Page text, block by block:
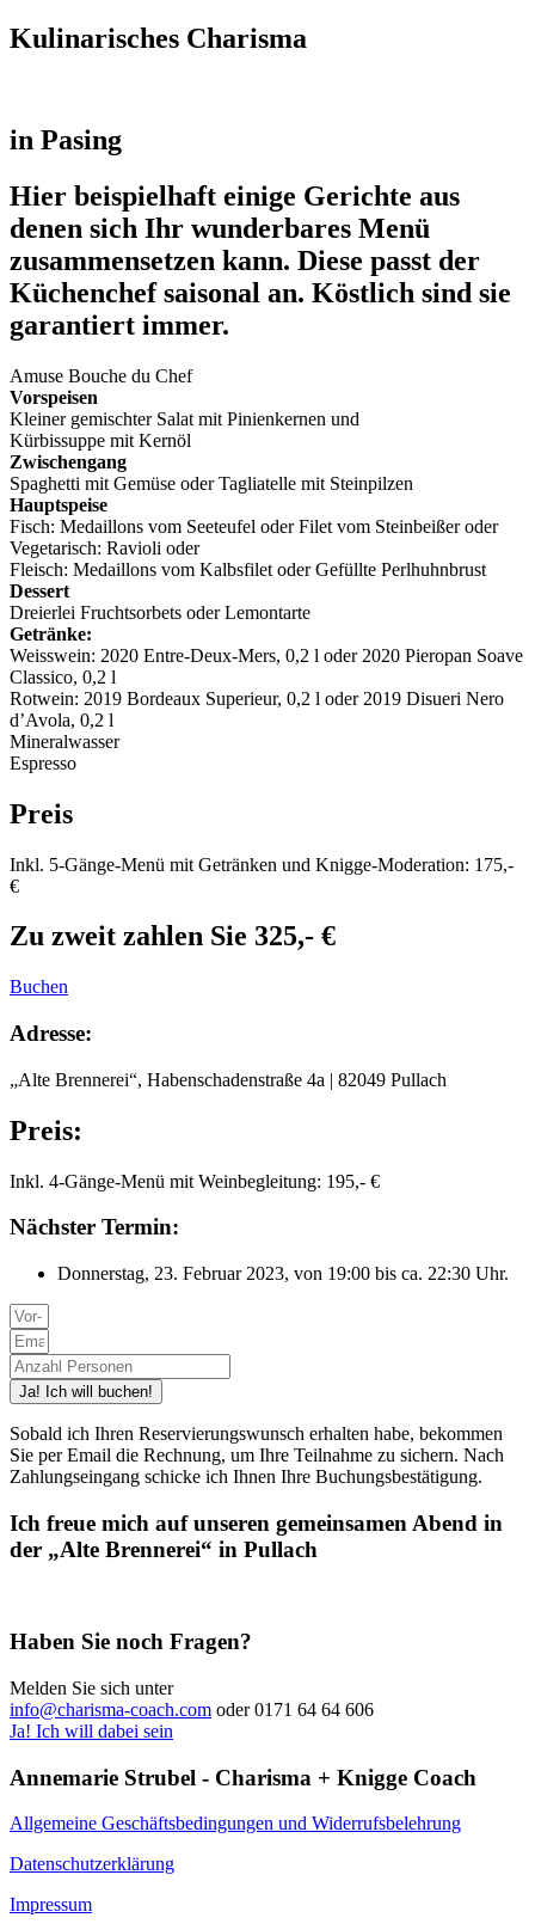
Kulinarisches Charisma
in Pasing
Hier beispielhaft einige Gerichte aus
denen sich Ihr wunderbares Menü
zusammensetzen kann. Diese passt der
Küchenchef saisonal an. Köstlich sind sie
garantiert immer.
Amuse Bouche du Chef
Vorspeisen
Kleiner gemischter Salat mit Pinienkernen und
Kürbissuppe mit Kernöl
Zwischengang
Spaghetti mit Gemüse oder Tagliatelle mit Steinpilzen
Hauptspeise
Fisch: Medaillons vom Seeteufel oder Filet vom Steinbeißer oder
Vegetarisch: Ravioli oder
Fleisch: Medaillons vom Kalbsfilet oder Gefüllte Perlhuhnbrust
Dessert
Dreierlei Fruchtsorbets oder Lemontarte
Getränke:
Weisswein: 2020 Entre-Deux-Mers, 0,2 l oder 2020 Pieropan Soave
Classico, 0,2 l
Rotwein: 2019 Bordeaux Superieur, 0,2 l oder 2019 Disueri Nero
d’Avola, 0,2 l
Mineralwasser
Espresso
Preis
Inkl. 5-Gänge-Menü mit Getränken und Knigge-Moderation: 175,-
€
Zu zweit zahlen Sie 325,- €
Buchen
Adresse:
„Alte Brennerei“, Habenschadenstraße 4a | 82049 Pullach
Preis:
Inkl. 4-Gänge-Menü mit Weinbegleitung: 195,- €
Nächster Termin:
Donnerstag, 23. Februar 2023, von 19:00 bis ca. 22:30 Uhr.
Ja! Ich will buchen!
Sobald ich Ihren Reservierungswunsch erhalten habe, bekommen
Sie per Email die Rechnung, um Ihre Teilnahme zu sichern. Nach
Zahlungseingang schicke ich Ihnen Ihre Buchungsbestätigung.
Ich freue mich auf unseren gemeinsamen Abend in
der „Alte Brennerei“ in Pullach
Haben Sie noch Fragen?
Melden Sie sich unter
info@charisma-coach.com oder 0171 64 64 606
Ja! Ich will dabei sein
Annemarie Strubel - Charisma + Knigge Coach
Allgemeine Geschäftsbedingungen und Widerrufsbelehrung
Datenschutzerklärung
Impressum